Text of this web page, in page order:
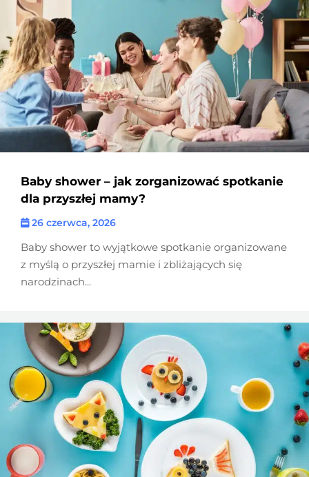
Baby shower – jak zorganizować spotkanie
dla przyszłej mamy?
26 czerwca, 2026
Baby shower to wyjątkowe spotkanie organizowane
z myślą o przyszłej mamie i zbliżających się
narodzinach...